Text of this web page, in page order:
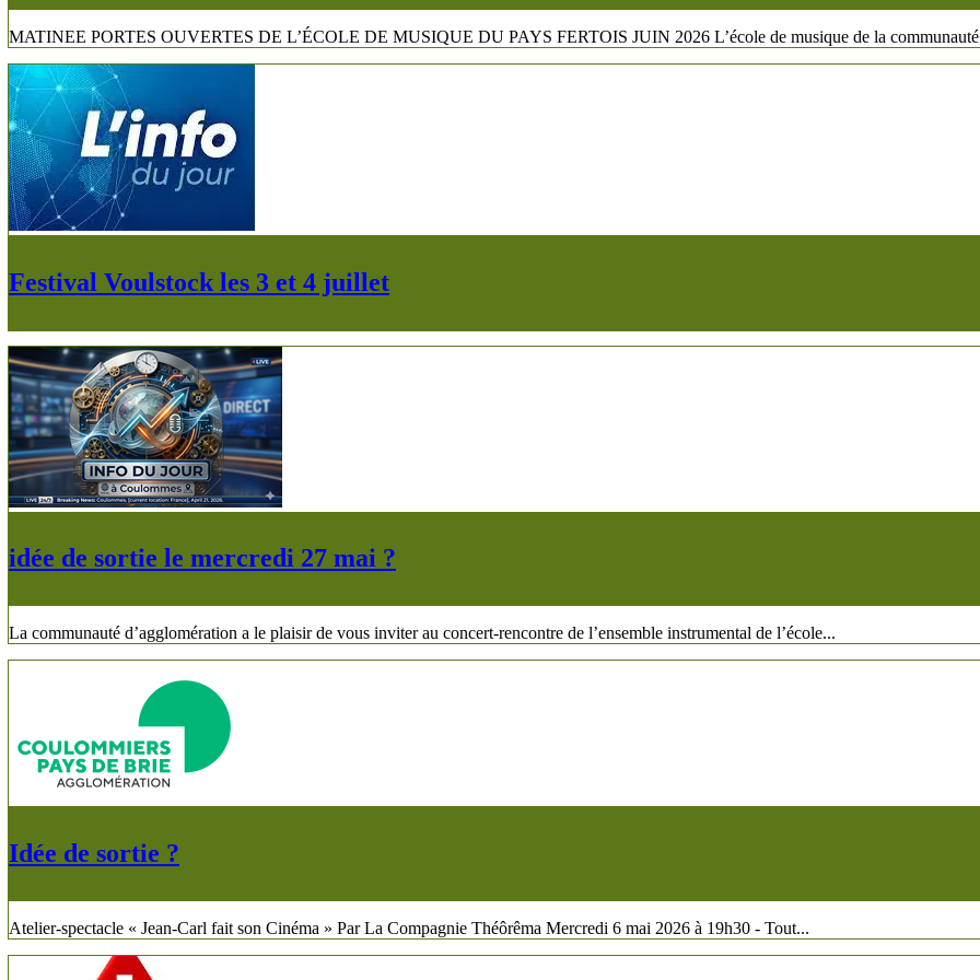
MATINEE PORTES OUVERTES DE L’ÉCOLE DE MUSIQUE DU PAYS FERTOIS JUIN 2026 L’école de musique de la
Festival Voulstock les 3 et 4 juillet
idée de sortie le mercredi 27 mai ?
La communauté d’agglomération a le plaisir de vous inviter au concert-rencontre de l’ensemble instrumental de l’école...
Idée de sortie ?
Atelier-spectacle « Jean-Carl fait son Cinéma » Par La Compagnie Théôrêma Mercredi 6 mai 2026 à 19h30 - Tout...